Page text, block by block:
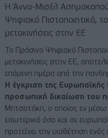
Η Άννα-Μισέλ
Ψηφιακό Πιστοποιητικό, τα
μετακινήσεις στην ΕΕ
Το Πράσινο Ψηφιακό
μετακινήσεις στην ΕΕ,
επόμενη ημέρα από την
Η έγκριση της Ευρωπαϊκής
προσωπική δικαίωση του
Μητσοτάκη, ο οποίος εν
εσωτερικό όσο και σε
προτείνει την υιοθέτηση